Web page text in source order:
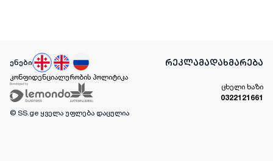
ენები რეკლამადახმარება
კონფიდენციალურობის პოლიტიკა
ცხელი ხაზი
0322121661
© SS.ge ყველა უფლება დაცულია